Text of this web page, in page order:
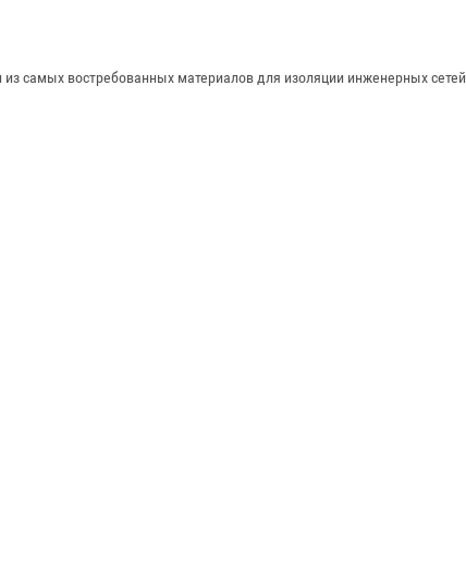
самых востребованных материалов для изоляции инженерных сетей